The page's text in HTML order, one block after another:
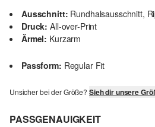
Ausschnitt: Rundhalsausschnitt,
Druck: All-over-Print
Ärmel: Kurzarm
Passform: Regular Fit
Unsicher bei der Größe? Sieh dir unsere
PASSGENAUIGKEIT